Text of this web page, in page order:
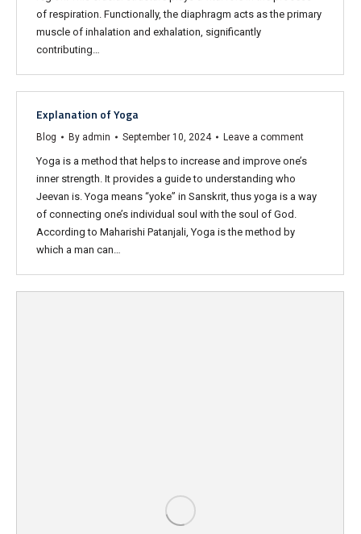
of respiration. Functionally, the diaphragm acts as the primary
muscle of inhalation and exhalation, significantly
contributing…
Explanation of Yoga
Blog By admin September 10, 2024 Leave a comment
Yoga is a method that helps to increase and improve one’s
inner strength. It provides a guide to understanding who
Jeevan is. Yoga means “yoke” in Sanskrit, thus yoga is a way
of connecting one’s individual soul with the soul of God.
According to Maharishi Patanjali, Yoga is the method by
which a man can…